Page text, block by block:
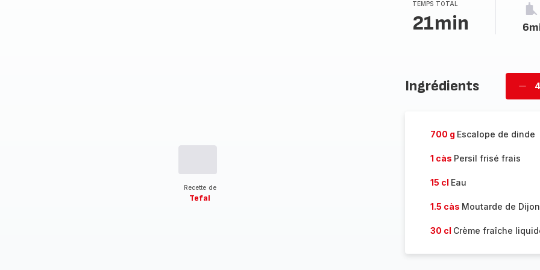
Recette de
Tefal
TEMPS TOTAL
21min
Ingrédients
700 g Escalope de dinde
1 càs Persil frisé frais
15 cl Eau
1.5 càs Moutarde de Dijon
30 cl Crème fraîche